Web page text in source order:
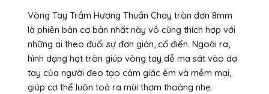
Vòng Tay Trầm Hương Thuần Chay tròn đơn 8mm
là phiên bản cơ bản nhất này vô cùng thích hợp với
những ai theo đuổi sự đơn giản, cổ điển. Ngoài ra,
hình dạng hạt tròn giúp vòng tay dễ ma sát vào da
tay của người đeo tạo cảm giác êm và mềm mại,
giúp cơ thể luôn toả ra mùi thơm thoảng nhẹ.